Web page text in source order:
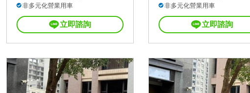
非多元化營業用車
立即諮詢
非多元化營業用車
立即諮詢